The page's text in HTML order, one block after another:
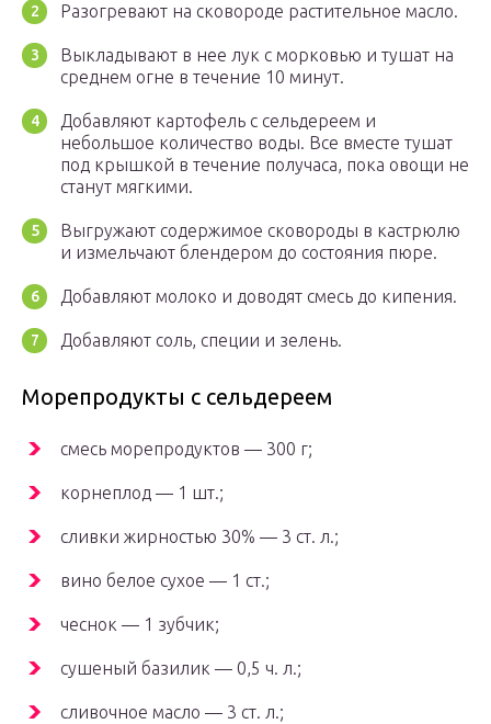
Разогревают на сковороде растительное масло.
Выкладывают в нее лук с морковью и тушат на
среднем огне в течение 10 минут.
Добавляют картофель с сельдереем и
небольшое количество воды. Все вместе тушат
под крышкой в течение получаса, пока овощи не
станут мягкими.
Выгружают содержимое сковороды в кастрюлю
и измельчают блендером до состояния пюре.
Добавляют молоко и доводят смесь до кипения.
Добавляют соль, специи и зелень.
Морепродукты с сельдереем
смесь морепродуктов — 300 г;
корнеплод — 1 шт.;
сливки жирностью 30% — 3 ст. л.;
вино белое сухое — 1 ст.;
чеснок — 1 зубчик;
сушеный базилик — 0,5 ч. л.;
сливочное масло — 3 ст. л.;